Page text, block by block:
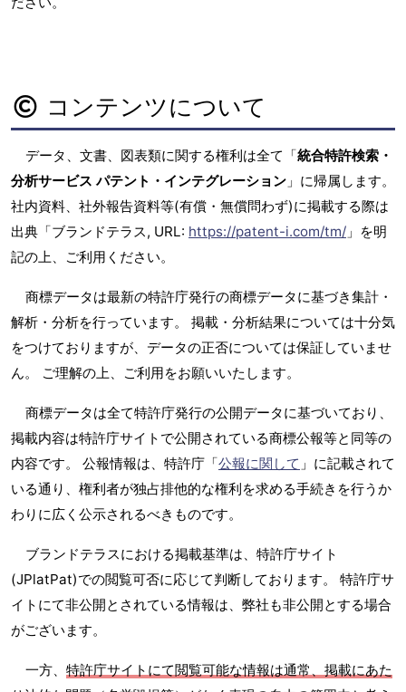
コンテンツについて
データ、文書、図表類に関する権利は全て「統合特許検索・
分析サービス パテント・インテグレーション 」に帰属します。
社内資料、社外報告資料等(有償・無償問わず)に掲載する際は
出典「ブランドテラス, URL: https://patent-i.com/tm/ 」を明
記の上、ご利用ください。
商標データは最新の特許庁発行の商標データに基づき集計・
解析・分析を行っています。 掲載・分析結果については十分気
をつけておりますが、データの正否については保証していませ
ん。 ご理解の上、ご利用をお願いいたします。
商標データは全て特許庁発行の公開データに基づいており、
掲載内容は特許庁サイトで公開されている商標公報等と同等の
内容です。 公報情報は、特許庁「公報に関して 」に記載されて
いる通り、権利者が独占排他的な権利を求める手続きを行うか
わりに広く公示されるべきものです。
ブランドテラスにおける掲載基準は、特許庁サイト
(JPlatPat)での閲覧可否に応じて判断しております。 特許庁サ
イトにて非公開とされている情報は、弊社も非公開とする場合
がございます。
一方、 特許庁サイトにて閲覧可能な情報は通常、掲載にあた